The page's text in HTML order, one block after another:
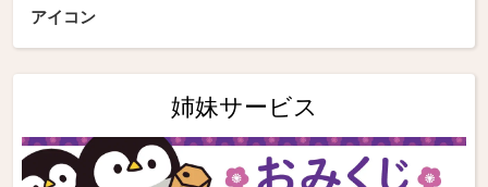
アイコン
姉妹サービス